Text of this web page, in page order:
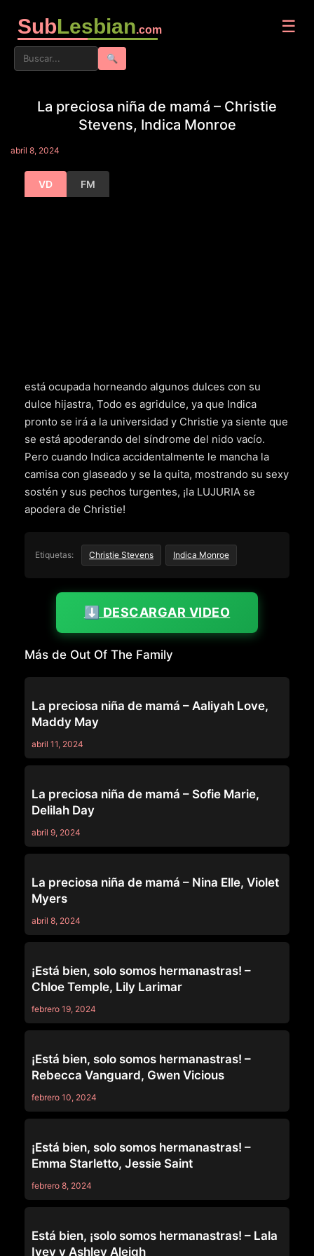
SubLesbian.com ☰
🔍
La preciosa niña de mamá – Christie
Stevens, Indica Monroe
abril 8, 2024
VD FM
está ocupada horneando algunos dulces con su
dulce hijastra, Todo es agridulce, ya que Indica
pronto se irá a la universidad y Christie ya siente que
se está apoderando del síndrome del nido vacío.
Pero cuando Indica accidentalmente le mancha la
camisa con glaseado y se la quita, mostrando su sexy
sostén y sus pechos turgentes, ¡la LUJURIA se
apodera de Christie!
Etiquetas: Christie Stevens Indica Monroe
⬇️ DESCARGAR VIDEO
Más de Out Of The Family
La preciosa niña de mamá – Aaliyah Love,
Maddy May
abril 11, 2024
La preciosa niña de mamá – Sofie Marie,
Delilah Day
abril 9, 2024
La preciosa niña de mamá – Nina Elle, Violet
Myers
abril 8, 2024
¡Está bien, solo somos hermanastras! –
Chloe Temple, Lily Larimar
febrero 19, 2024
¡Está bien, solo somos hermanastras! –
Rebecca Vanguard, Gwen Vicious
febrero 10, 2024
¡Está bien, solo somos hermanastras! –
Emma Starletto, Jessie Saint
febrero 8, 2024
Está bien, ¡solo somos hermanastras! – Lala
Ivey y Ashley Aleigh